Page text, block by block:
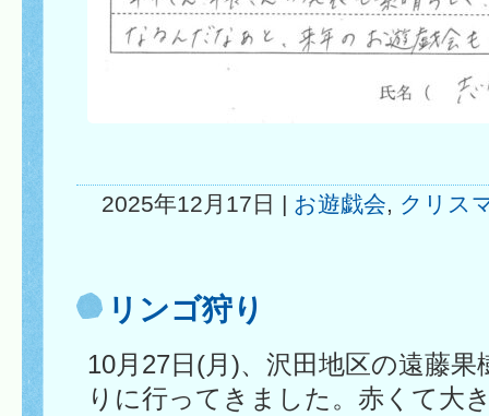
2025年12月17日 | お遊戯会, クリス
リンゴ狩り
10月27日(月)、沢田地区の遠藤
りに行ってきました。赤くて大